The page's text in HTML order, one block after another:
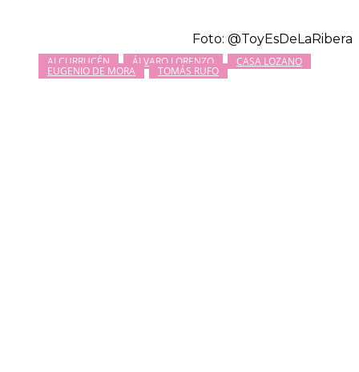
Foto: @ToyEsDeLaRibera
ALCURRUCÉN ÁLVARO LORENZO CASA LOZANO
EUGENIO DE MORA TOMÁS RUFO